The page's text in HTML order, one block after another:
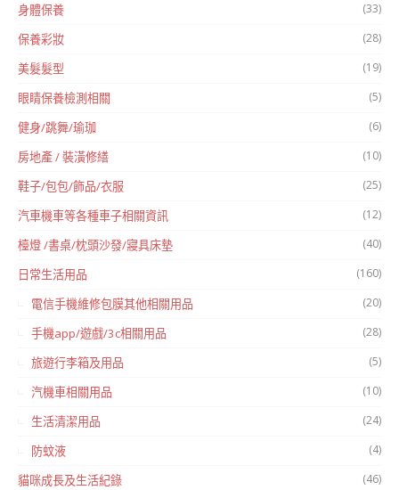
身體保養 (33)
保養彩妝 (28)
美髮髮型 (19)
眼睛保養檢測相關 (5)
健身/跳舞/瑜珈 (6)
房地產 / 裝潢修繕 (10)
鞋子/包包/飾品/衣服 (25)
汽車機車等各種車子相關資訊 (12)
檯燈 /書桌/枕頭沙發/寢具床墊 (40)
日常生活用品 (160)
電信手機維修包膜其他相關用品 (20)
手機app/遊戲/3c相關用品 (28)
旅遊行李箱及用品 (5)
汽機車相關用品 (10)
生活清潔用品 (24)
防蚊液 (4)
貓咪成長及生活紀錄 (46)